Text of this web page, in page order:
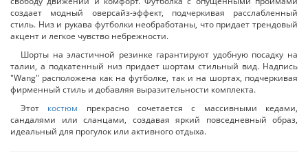
создает модный оверсайз-эффект, подчеркивая расслабленный
стиль. Низ и рукава футболки необработаны, что придает трендовый
акцент и легкое чувство небрежности.
Шорты на эластичной резинке гарантируют удобную посадку на
талии, а подкатенный низ придает шортам стильный вид. Надпись
"Wang" расположена как на футболке, так и на шортах, подчеркивая
фирменный стиль и добавляя выразительности комплекта.
Этот костюм прекрасно сочетается с массивными кедами,
сандалями или сланцами, создавая яркий повседневный образ,
идеальный для прогулок или активного отдыха.